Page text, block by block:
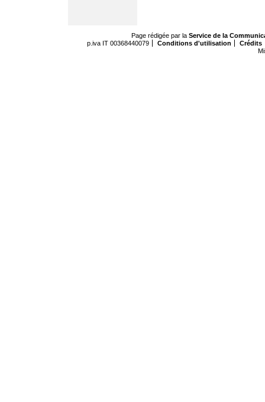
Page rédigée par la Service de la
p.iva IT 00368440079
Conditions d'utilisation
Crédits